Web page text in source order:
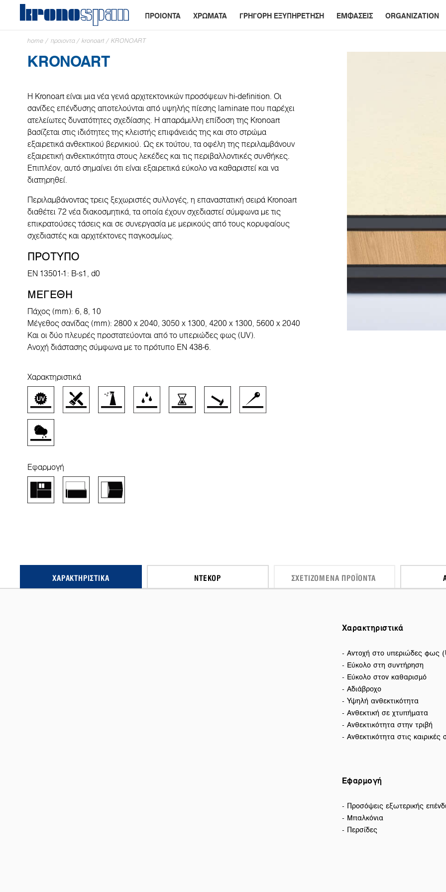
ΠΡΟΙΟΝΤΑ ΧΡΩΜΑΤΑ ΓΡΗΓΟΡΗ ΕΞΥΠΗΡΕΤΗΣΗ ΕΜΦΑΣΕΙΣ ORGANIZATION
home / προιοντα/ kronoart / KRONOART
KRONOART
Η Kronoart είναι μια νέα γενιά αρχιτεκτονικών προσόψεων hi-definition. Οι
σανίδες επένδυσης αποτελούνται από υψηλής πίεσης laminate που παρέχει
ατελείωτες δυνατότητες σχεδίασης. Η απαράμιλλη επίδοση της Kronoart
βασίζεται στις ιδιότητες της κλειστής επιφάνειάς της και στο στρώμα
εξαιρετικά ανθεκτικού βερνικιού. Ως εκ τούτου, τα οφέλη της περιλαμβάνουν
εξαιρετική ανθεκτικότητα στους λεκέδες και τις περιβαλλοντικές συνθήκες.
Επιπλέον, αυτό σημαίνει ότι είναι εξαιρετικά εύκολο να καθαριστεί και να
διατηρηθεί.
Περιλαμβάνοντας τρεις ξεχωριστές συλλογές, η επαναστατική σειρά Kronoart
διαθέτει 72 νέα διακοσμητικά, τα οποία έχουν σχεδιαστεί σύμφωνα με τις
επικρατούσες τάσεις και σε συνεργασία με μερικούς από τους κορυφαίους
σχεδιαστές και αρχιτέκτονες παγκοσμίως.
ΠΡΟΤΥΠΟ
EN 13501-1: B-s1, d0
ΜΕΓΕΘΗ
Πάχος (mm): 6, 8, 10
Μέγεθος σανίδας (mm): 2800 x 2040, 3050 x 1300, 4200 x 1300, 5600 x 2040
Και οι δύο πλευρές προστατεύονται από το υπεριώδες φως (UV).
Ανοχή διάστασης σύμφωνα με το πρότυπο EN 438-6.
Χαρακτηριστικά
Εφαρμογή
ΧΑΡΑΚΤΗΡΙΣΤΙΚΆ ΝΤΕΚΌΡ ΣΧΕΤΙΖΌΜΕΝΑ ΠΡΟΪΌΝΤΑ
Χαρακτηριστικά
- Αντοχή στο υπεριώδες φως
- Εύκολο στη συντήρηση
- Εύκολο στον καθαρισμό
- Αδιάβροχο
- Υψηλή ανθεκτικότητα
- Ανθεκτική σε χτυπήματα
- Ανθεκτικότητα στην τριβή
- Ανθεκτικότητα στις καιρικές
Εφαρμογή
- Προσόψεις εξωτερικής
- Μπαλκόνια
- Περσίδες